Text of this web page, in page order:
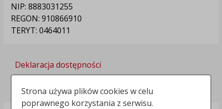
NIP: 8883031255
REGON: 910866910
TERYT: 0464011
Deklaracja dostępności
Strona używa plików cookies w celu
poprawnego korzystania z serwisu.